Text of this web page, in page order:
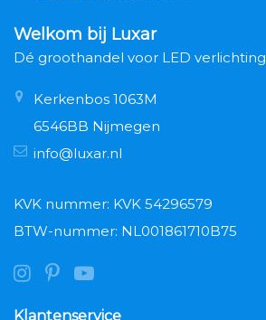
Welkom bij Luxar
Dé groothandel voor LED verlichting
Kerkenbos 1063M
6546BB Nijmegen
info@luxar.nl
KVK nummer: KVK 54296579
BTW-nummer: NL001861710B75
Klantenservice